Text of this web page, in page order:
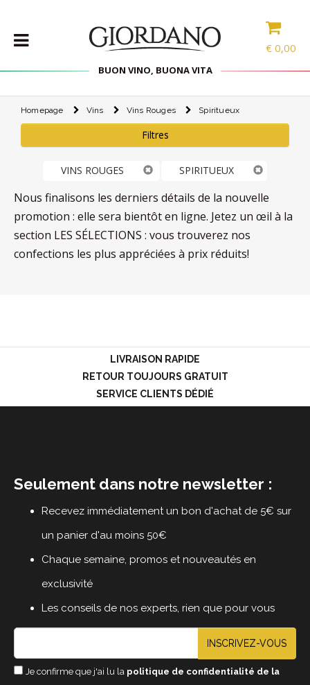
€ 0,00
BUON VINO, BUONA VITA
VINS
SPÉCIALITÉS
SÉLECTIONS
ACCESSOIRES
PROMOS
PROMOTIONS
LOGIN
Homepage Vins Vins Rouges Spiritueux
Filtres
VINS ROUGES SPIRITUEUX
Nous finalisons les derniers détails de la nouvelle
promotion : elle sera bientôt en ligne. Jetez un œil à la
section LES SÉLECTIONS : vous trouverez nos
confections les plus appréciées à prix réduits!
LIVRAISON RAPIDE
RETOUR TOUJOURS GRATUIT
SERVICE CLIENTS DÉDIÉ
Seulement dans notre newsletter :
Recevez immédiatement un bon d'achat de 5€ sur
un panier d'au moins 50€
Chaque semaine, promos et nouveautés en
exclusivité
Les conseils de nos experts, rien que pour vous
INSCRIVEZ-VOUS
Je confirme que j'ai lu la politique de confidentialité de la